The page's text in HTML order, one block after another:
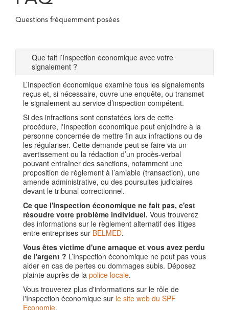
Questions fréquemment posées
Que fait l’Inspection économique avec votre
signalement ?
L’Inspection économique examine tous les signalements
reçus et, si nécessaire, ouvre une enquête, ou transmet
le signalement au service d’inspection compétent.
Si des infractions sont constatées lors de cette
procédure, l'Inspection économique peut enjoindre à la
personne concernée de mettre fin aux infractions ou de
les régulariser. Cette demande peut se faire via un
avertissement ou la rédaction d’un procès-verbal
pouvant entraîner des sanctions, notamment une
proposition de règlement à l’amiable (transaction), une
amende administrative, ou des poursuites judiciaires
devant le tribunal correctionnel.
Ce que l'Inspection économique ne fait pas, c'est
résoudre votre problème individuel. Vous trouverez
des informations sur le règlement alternatif des litiges
entre entreprises sur BELMED.
Vous êtes victime d'une arnaque et vous avez perdu
de l'argent ? L’Inspection économique ne peut pas vous
aider en cas de pertes ou dommages subis. Déposez
plainte auprès de la police locale.
Vous trouverez plus d'informations sur le rôle de
l'Inspection économique sur le site web du SPF
Economie.